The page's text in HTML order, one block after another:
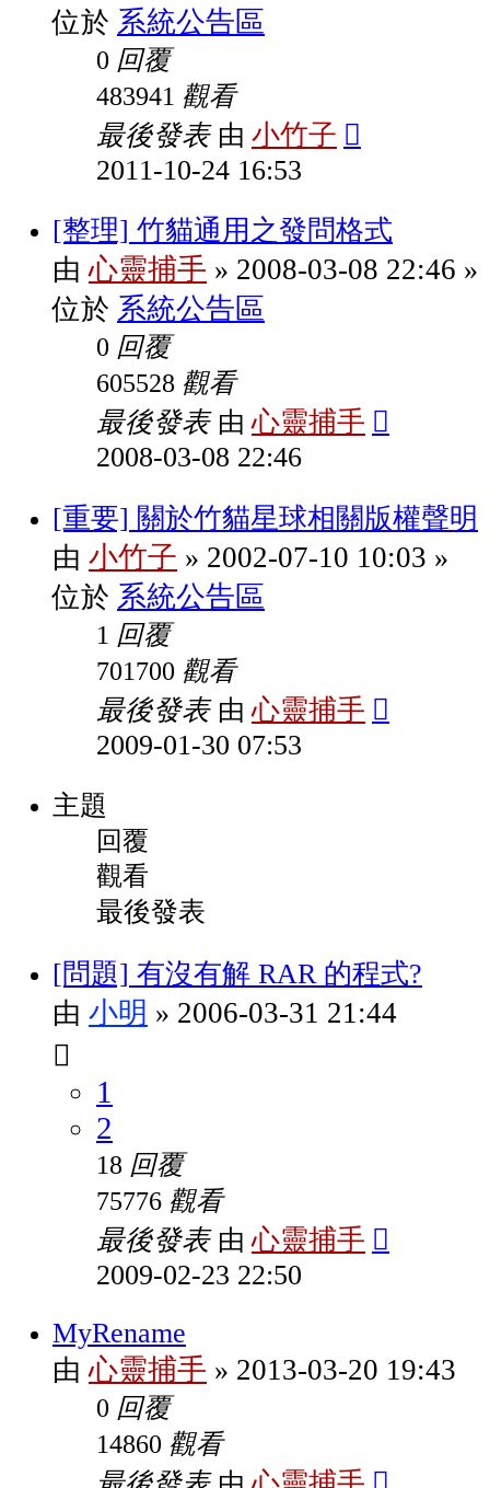
位於 系統公告區
0 回覆
483941 觀看
最後發表 由 小竹子
2011-10-24 16:53
[整理] 竹貓通用之發問格式
由心靈捕手 » 2008-03-08 22:46 »
位於 系統公告區
0 回覆
605528 觀看
最後發表 由心靈捕手
2008-03-08 22:46
[重要] 關於竹貓星球相關版權聲明
由 小竹子 » 2002-07-10 10:03 »
位於 系統公告區
1 回覆
701700 觀看
最後發表 由心靈捕手
2009-01-30 07:53
主題
回覆
觀看
最後發表
[問題] 有沒有解 RAR 的程式?
由 小明 » 2006-03-31 21:44
1
2
18 回覆
75776 觀看
最後發表 由心靈捕手
2009-02-23 22:50
MyRename
由心靈捕手 » 2013-03-20 19:43
0 回覆
14860 觀看